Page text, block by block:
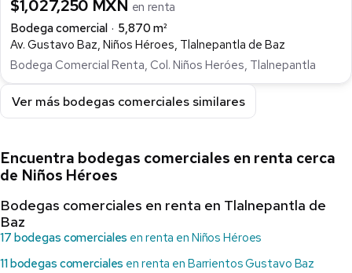
$1,027,250 MXN en renta
Bodega comercial
5,870 m²
Av. Gustavo Baz, Niños Héroes, Tlalnepantla de Baz
Bodega Comercial Renta, Col. Niños Heróes, Tlalnepantla
Ver más bodegas comerciales similares
Encuentra bodegas comerciales en renta cerca
de Niños Héroes
Bodegas comerciales en renta en Tlalnepantla de
Baz
17 bodegas comerciales en renta en Niños Héroes
11 bodegas comerciales en renta en Barrientos Gustavo Baz